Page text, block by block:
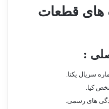
های قطعات
:
سریال یکتا.
کیا.
های رسمی.